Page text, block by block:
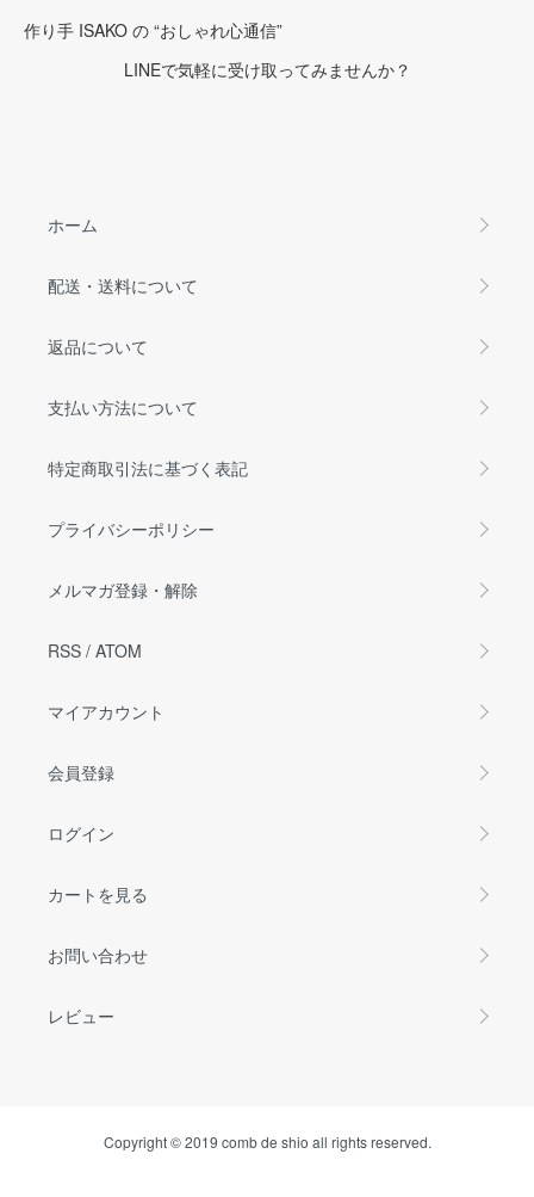
作り手 ISAKO の “おしゃれ心通信”
LINEで気軽に受け取ってみませんか？
ホーム
配送・送料について
返品について
支払い方法について
特定商取引法に基づく表記
プライバシーポリシー
メルマガ登録・解除
RSS / ATOM
マイアカウント
会員登録
ログイン
カートを見る
お問い合わせ
レビュー
Copyright © 2019 comb de shio all rights reserved.